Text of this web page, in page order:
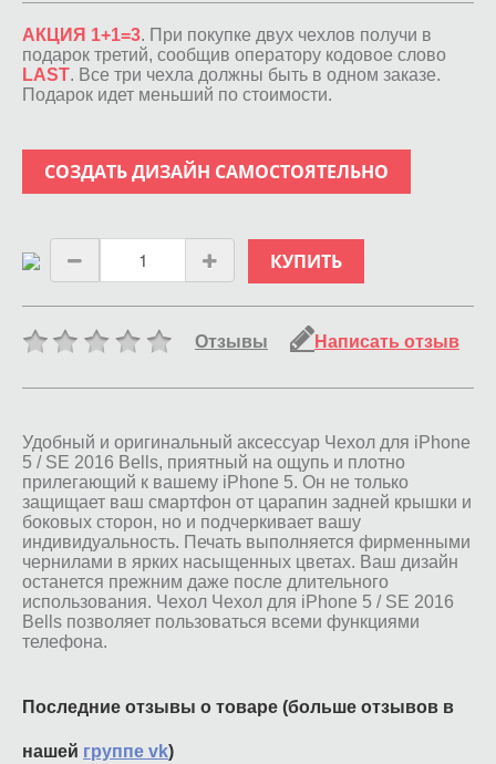
АКЦИЯ 1+1=3. При покупке двух чехлов получи в
подарок третий, сообщив оператору кодовое слово
LAST. Все три чехла должны быть в одном заказе.
Подарок идет меньший по стоимости.
СОЗДАТЬ ДИЗАЙН САМОСТОЯТЕЛЬНО
КУПИТЬ
Отзывы Написать отзыв
Удобный и оригинальный аксессуар Чехол для iPhone
5 / SE 2016 Bells, приятный на ощупь и плотно
прилегающий к вашему iPhone 5. Он не только
защищает ваш смартфон от царапин задней крышки и
боковых сторон, но и подчеркивает вашу
индивидуальность. Печать выполняется фирменными
чернилами в ярких насыщенных цветах. Ваш дизайн
останется прежним даже после длительного
использования. Чехол Чехол для iPhone 5 / SE 2016
Bells позволяет пользоваться всеми функциями
телефона.
Последние отзывы о товаре (больше отзывов в
нашей группе vk)